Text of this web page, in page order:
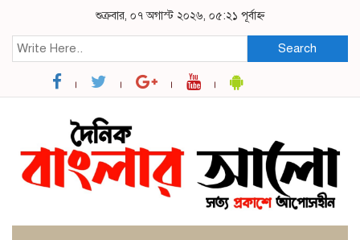
শুক্রবার, ০৭ অগাস্ট ২০২৬, ০৫:২১ পূর্বাহ্ন
Search